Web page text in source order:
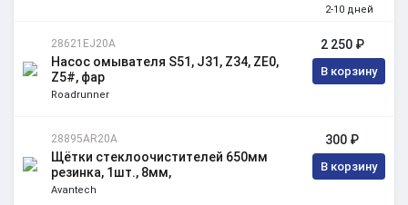
2-10 дней
28621EJ20A
Насос омывателя S51, J31, Z34, ZE0,
Z5#, фар
Roadrunner
2 250 ₽
В корзину
28895AR20A
Щётки стеклоочистителей 650мм
резинка, 1шт., 8мм,
Avantech
300 ₽
В корзину